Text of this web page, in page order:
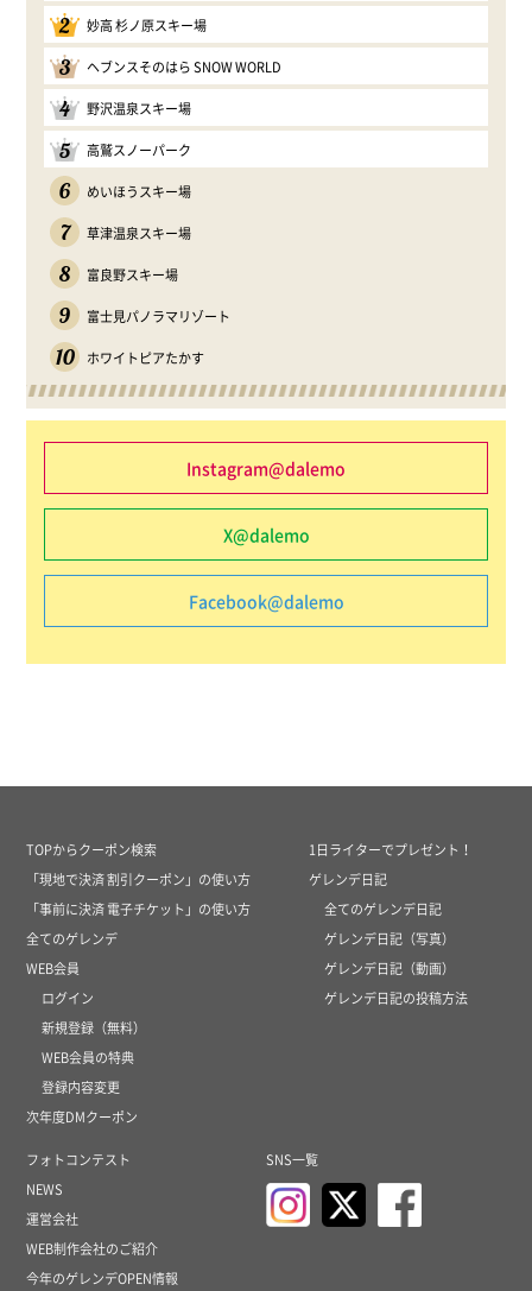
2 妙高 杉ノ原スキー場
3 ヘブンスそのはら SNOW WORLD
4 野沢温泉スキー場
5 高鷲スノーパーク
6 めいほうスキー場
7 草津温泉スキー場
8 富良野スキー場
9 富士見パノラマリゾート
10 ホワイトピアたかす
Instagram@dalemo
X@dalemo
Facebook@dalemo
TOPからクーポン検索
「現地で決済 割引クーポン」の使い方
「事前に決済 電子チケット」の使い方
全てのゲレンデ
WEB会員
ログイン
新規登録（無料）
WEB会員の特典
登録内容変更
次年度DMクーポン
1日ライターでプレゼント！
ゲレンデ日記
全てのゲレンデ日記
ゲレンデ日記（写真）
ゲレンデ日記（動画）
ゲレンデ日記の投稿方法
フォトコンテスト
NEWS
運営会社
WEB制作会社のご紹介
今年のゲレンデOPEN情報
SNS一覧